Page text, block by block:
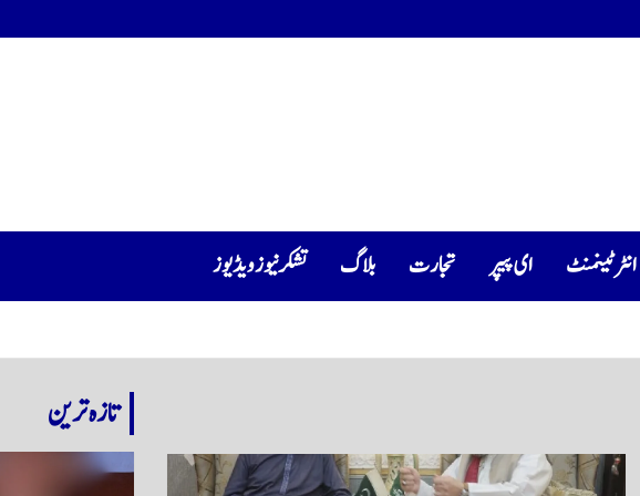
انٹرٹینمنٹ ای پیپر تجارت بلاگ تشکرنیوز ویڈیوز
تازہ ترین